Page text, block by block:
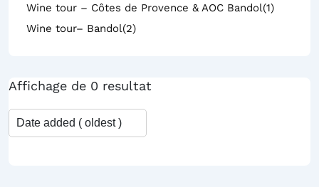
Wine tour – Côtes de Provence & AOC Bandol(1)
Wine tour– Bandol(2)
Affichage de 0 resultat